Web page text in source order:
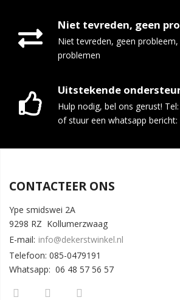
Niet tevreden, geen
Niet tevreden, geen
problemen
Uitstekende
Hulp nodig, bel ons gerust!
of stuur een whatsapp
CONTACTEER ONS
Ype smidswei 2A
9298 RZ Kollumerzwaag
E-mail: info@dekerstwinkel.nl
Telefoon: 085-0479191
Whatsapp: 06 48 57 56 57